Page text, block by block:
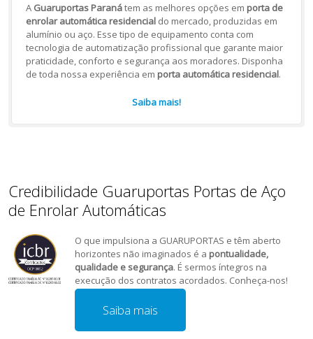
A Guaruportas Paranátem as melhores opções em porta de
enrolar automática residencialdo mercado, produzidas em
alumínio ou aço. Esse tipo de equipamento conta com
tecnologia de automatização profissional que garante maior
praticidade, conforto e segurança aos moradores. Disponha
de toda nossa experiência em porta automática residencial.
Saiba mais!
Credibilidade Guaruportas Portas de Aço
de Enrolar Automáticas
O que impulsiona a GUARUPORTAS e têm aberto
horizontes não imaginados é a pontualidade,
qualidade e segurança. É sermos íntegros na
execução dos contratos acordados. Conheça-nos!
Saiba mais